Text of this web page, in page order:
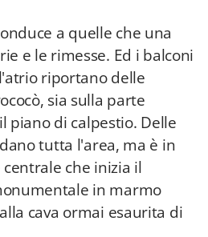
a quelle che una
e le rimesse. Ed i balconi
riportano delle
sia sulla parte
piano di calpestio. Delle
tutta l'area, ma è in
che inizia il
in marmo
cava ormai esaurita di